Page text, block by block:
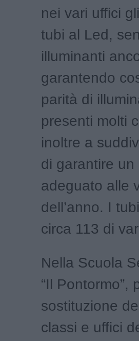
nei vari uffici
tubi al Led,
illuminanti
garantendo
parità di
presenti molti
inoltre a
di garantire
adeguato alle
dell’anno. I
circa 113 di
Nella Scuola
“Il Pontormo”,
sostituzione
classi e uffici